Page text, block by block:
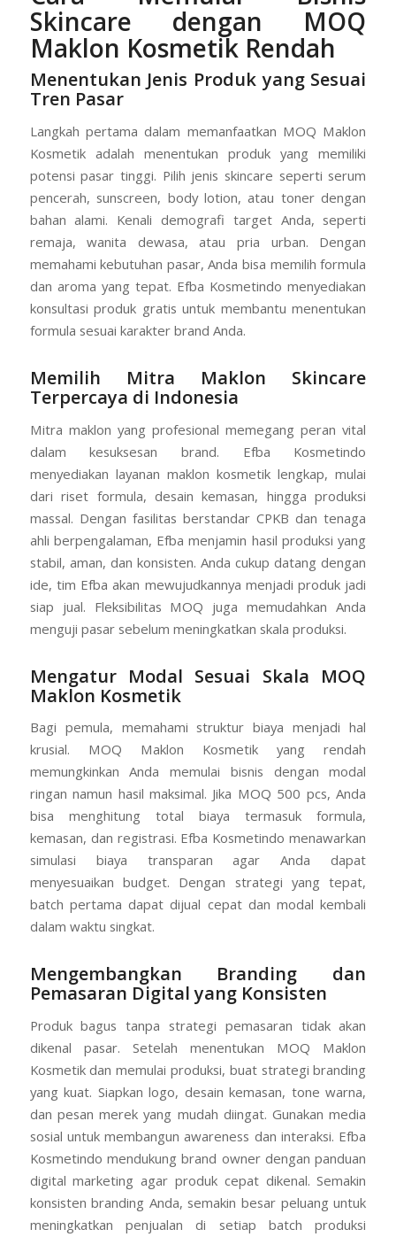
Skincare dengan MOQ
Maklon Kosmetik Rendah
Menentukan Jenis Produk yang Sesuai
Tren Pasar
Langkah pertama dalam memanfaatkan MOQ Maklon
Kosmetik adalah menentukan produk yang memiliki
potensi pasar tinggi. Pilih jenis skincare seperti serum
pencerah, sunscreen, body lotion, atau toner dengan
bahan alami. Kenali demografi target Anda, seperti
remaja, wanita dewasa, atau pria urban. Dengan
memahami kebutuhan pasar, Anda bisa memilih formula
dan aroma yang tepat. Efba Kosmetindo menyediakan
konsultasi produk gratis untuk membantu menentukan
formula sesuai karakter brand Anda.
Memilih Mitra Maklon Skincare
Terpercaya di Indonesia
Mitra maklon yang profesional memegang peran vital
dalam kesuksesan brand. Efba Kosmetindo
menyediakan layanan maklon kosmetik lengkap, mulai
dari riset formula, desain kemasan, hingga produksi
massal. Dengan fasilitas berstandar CPKB dan tenaga
ahli berpengalaman, Efba menjamin hasil produksi yang
stabil, aman, dan konsisten. Anda cukup datang dengan
ide, tim Efba akan mewujudkannya menjadi produk jadi
siap jual. Fleksibilitas MOQ juga memudahkan Anda
menguji pasar sebelum meningkatkan skala produksi.
Mengatur Modal Sesuai Skala MOQ
Maklon Kosmetik
Bagi pemula, memahami struktur biaya menjadi hal
krusial. MOQ Maklon Kosmetik yang rendah
memungkinkan Anda memulai bisnis dengan modal
ringan namun hasil maksimal. Jika MOQ 500 pcs, Anda
bisa menghitung total biaya termasuk formula,
kemasan, dan registrasi. Efba Kosmetindo menawarkan
simulasi biaya transparan agar Anda dapat
menyesuaikan budget. Dengan strategi yang tepat,
batch pertama dapat dijual cepat dan modal kembali
dalam waktu singkat.
Mengembangkan Branding dan
Pemasaran Digital yang Konsisten
Produk bagus tanpa strategi pemasaran tidak akan
dikenal pasar. Setelah menentukan MOQ Maklon
Kosmetik dan memulai produksi, buat strategi branding
yang kuat. Siapkan logo, desain kemasan, tone warna,
dan pesan merek yang mudah diingat. Gunakan media
sosial untuk membangun awareness dan interaksi. Efba
Kosmetindo mendukung brand owner dengan panduan
digital marketing agar produk cepat dikenal. Semakin
konsisten branding Anda, semakin besar peluang untuk
meningkatkan penjualan di setiap batch produksi